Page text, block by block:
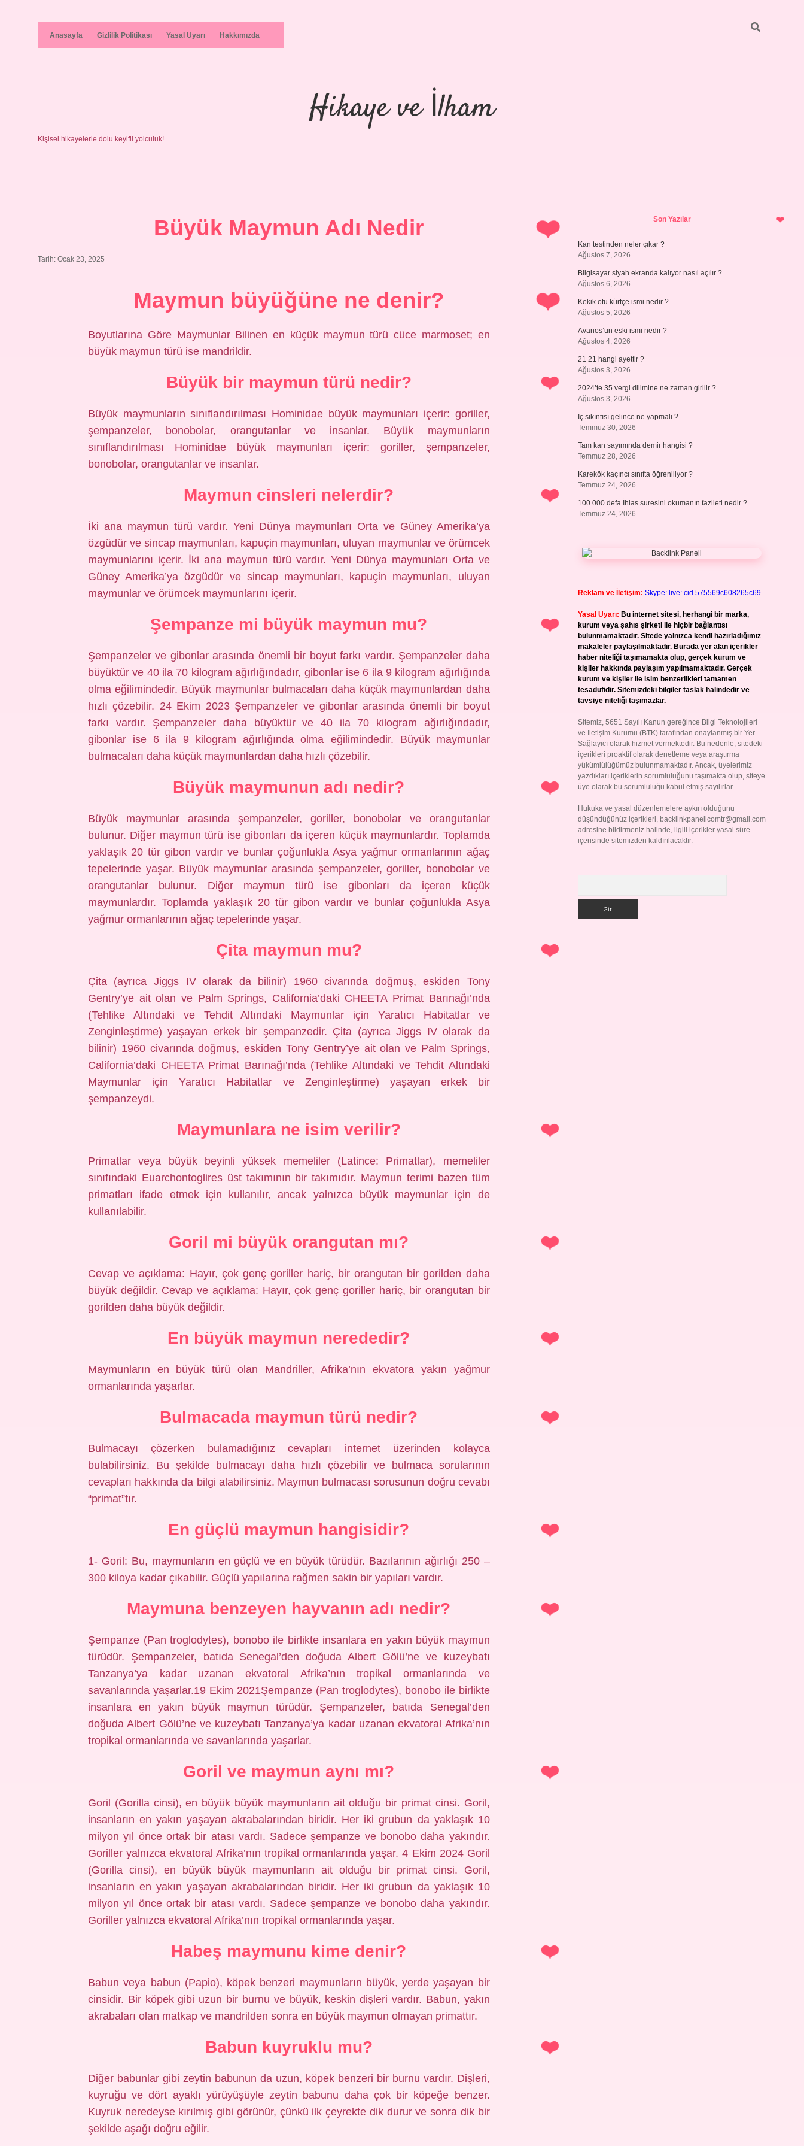
Anasayfa Gizlilik Politikası Yasal Uyarı Hakkımızda
Hikaye ve İlham
Kişisel hikayelerle dolu keyifli yolculuk!
Büyük Maymun Adı Nedir
Tarih: Ocak 23, 2025
Maymun büyüğüne ne denir?
Boyutlarına Göre Maymunlar Bilinen en küçük maymun türü cüce marmoset; en
büyük maymun türü ise mandrildir.
Büyük bir maymun türü nedir?
Büyük maymunların sınıflandırılması Hominidae büyük maymunları içerir: goriller,
şempanzeler, bonobolar, orangutanlar ve insanlar. Büyük maymunların
sınıflandırılması Hominidae büyük maymunları içerir: goriller, şempanzeler,
bonobolar, orangutanlar ve insanlar.
Maymun cinsleri nelerdir?
İki ana maymun türü vardır. Yeni Dünya maymunları Orta ve Güney Amerika’ya
özgüdür ve sincap maymunları, kapuçin maymunları, uluyan maymunlar ve örümcek
maymunlarını içerir. İki ana maymun türü vardır. Yeni Dünya maymunları Orta ve
Güney Amerika’ya özgüdür ve sincap maymunları, kapuçin maymunları, uluyan
maymunlar ve örümcek maymunlarını içerir.
Şempanze mi büyük maymun mu?
Şempanzeler ve gibonlar arasında önemli bir boyut farkı vardır. Şempanzeler daha
büyüktür ve 40 ila 70 kilogram ağırlığındadır, gibonlar ise 6 ila 9 kilogram ağırlığında
olma eğilimindedir. Büyük maymunlar bulmacaları daha küçük maymunlardan daha
hızlı çözebilir. 24 Ekim 2023 Şempanzeler ve gibonlar arasında önemli bir boyut
farkı vardır. Şempanzeler daha büyüktür ve 40 ila 70 kilogram ağırlığındadır,
gibonlar ise 6 ila 9 kilogram ağırlığında olma eğilimindedir. Büyük maymunlar
bulmacaları daha küçük maymunlardan daha hızlı çözebilir.
Büyük maymunun adı nedir?
Büyük maymunlar arasında şempanzeler, goriller, bonobolar ve orangutanlar
bulunur. Diğer maymun türü ise gibonları da içeren küçük maymunlardır. Toplamda
yaklaşık 20 tür gibon vardır ve bunlar çoğunlukla Asya yağmur ormanlarının ağaç
tepelerinde yaşar. Büyük maymunlar arasında şempanzeler, goriller, bonobolar ve
orangutanlar bulunur. Diğer maymun türü ise gibonları da içeren küçük
maymunlardır. Toplamda yaklaşık 20 tür gibon vardır ve bunlar çoğunlukla Asya
yağmur ormanlarının ağaç tepelerinde yaşar.
Çita maymun mu?
Çita (ayrıca Jiggs IV olarak da bilinir) 1960 civarında doğmuş, eskiden Tony
Gentry’ye ait olan ve Palm Springs, California’daki CHEETA Primat Barınağı’nda
(Tehlike Altındaki ve Tehdit Altındaki Maymunlar için Yaratıcı Habitatlar ve
Zenginleştirme) yaşayan erkek bir şempanzedir. Çita (ayrıca Jiggs IV olarak da
bilinir) 1960 civarında doğmuş, eskiden Tony Gentry’ye ait olan ve Palm Springs,
California’daki CHEETA Primat Barınağı’nda (Tehlike Altındaki ve Tehdit Altındaki
Maymunlar için Yaratıcı Habitatlar ve Zenginleştirme) yaşayan erkek bir
şempanzeydi.
Maymunlara ne isim verilir?
Primatlar veya büyük beyinli yüksek memeliler (Latince: Primatlar), memeliler
sınıfındaki Euarchontoglires üst takımının bir takımıdır. Maymun terimi bazen tüm
primatları ifade etmek için kullanılır, ancak yalnızca büyük maymunlar için de
kullanılabilir.
Goril mi büyük orangutan mı?
Cevap ve açıklama: Hayır, çok genç goriller hariç, bir orangutan bir gorilden daha
büyük değildir. Cevap ve açıklama: Hayır, çok genç goriller hariç, bir orangutan bir
gorilden daha büyük değildir.
En büyük maymun nerededir?
Maymunların en büyük türü olan Mandriller, Afrika’nın ekvatora yakın yağmur
ormanlarında yaşarlar.
Bulmacada maymun türü nedir?
Bulmacayı çözerken bulamadığınız cevapları internet üzerinden kolayca
bulabilirsiniz. Bu şekilde bulmacayı daha hızlı çözebilir ve bulmaca sorularının
cevapları hakkında da bilgi alabilirsiniz. Maymun bulmacası sorusunun doğru cevabı
“primat”tır.
En güçlü maymun hangisidir?
1- Goril: Bu, maymunların en güçlü ve en büyük türüdür. Bazılarının ağırlığı 250 –
300 kiloya kadar çıkabilir. Güçlü yapılarına rağmen sakin bir yapıları vardır.
Maymuna benzeyen hayvanın adı nedir?
Şempanze (Pan troglodytes), bonobo ile birlikte insanlara en yakın büyük maymun
türüdür. Şempanzeler, batıda Senegal’den doğuda Albert Gölü’ne ve kuzeybatı
Tanzanya’ya kadar uzanan ekvatoral Afrika’nın tropikal ormanlarında ve
savanlarında yaşarlar.19 Ekim 2021Şempanze (Pan troglodytes), bonobo ile birlikte
insanlara en yakın büyük maymun türüdür. Şempanzeler, batıda Senegal’den
doğuda Albert Gölü’ne ve kuzeybatı Tanzanya’ya kadar uzanan ekvatoral Afrika’nın
tropikal ormanlarında ve savanlarında yaşarlar.
Goril ve maymun aynı mı?
Goril (Gorilla cinsi), en büyük büyük maymunların ait olduğu bir primat cinsi. Goril,
insanların en yakın yaşayan akrabalarından biridir. Her iki grubun da yaklaşık 10
milyon yıl önce ortak bir atası vardı. Sadece şempanze ve bonobo daha yakındır.
Goriller yalnızca ekvatoral Afrika’nın tropikal ormanlarında yaşar. 4 Ekim 2024 Goril
(Gorilla cinsi), en büyük büyük maymunların ait olduğu bir primat cinsi. Goril,
insanların en yakın yaşayan akrabalarından biridir. Her iki grubun da yaklaşık 10
milyon yıl önce ortak bir atası vardı. Sadece şempanze ve bonobo daha yakındır.
Goriller yalnızca ekvatoral Afrika’nın tropikal ormanlarında yaşar.
Habeş maymunu kime denir?
Babun veya babun (Papio), köpek benzeri maymunların büyük, yerde yaşayan bir
cinsidir. Bir köpek gibi uzun bir burnu ve büyük, keskin dişleri vardır. Babun, yakın
akrabaları olan matkap ve mandrilden sonra en büyük maymun olmayan primattır.
Babun kuyruklu mu?
Diğer babunlar gibi zeytin babunun da uzun, köpek benzeri bir burnu vardır. Dişleri,
kuyruğu ve dört ayaklı yürüyüşüyle ​​zeytin babunu daha çok bir köpeğe benzer.
Kuyruk neredeyse kırılmış gibi görünür, çünkü ilk çeyrekte dik durur ve sonra dik bir
şekilde aşağı doğru eğilir.
SidebarSon Yazılar
Kan testinden neler çıkar ?
Ağustos 7, 2026
Bilgisayar siyah ekranda kalıyor nasıl açılır ?
Ağustos 6, 2026
Kekik otu kürtçe ismi nedir ?
Ağustos 5, 2026
Avanos’un eski ismi nedir ?
Ağustos 4, 2026
21 21 hangi ayettir ?
Ağustos 3, 2026
2024’te 35 vergi dilimine ne zaman girilir ?
Ağustos 3, 2026
İç sıkıntısı gelince ne yapmalı ?
Temmuz 30, 2026
Tam kan sayımında demir hangisi ?
Temmuz 28, 2026
Karekök kaçıncı sınıfta öğreniliyor ?
Temmuz 24, 2026
100.000 defa İhlas suresini okumanın fazileti nedir ?
Temmuz 24, 2026
Reklam ve İletişim: Skype: live:.cid.575569c608265c69
Yasal Uyarı: Bu internet sitesi, herhangi bir marka,
kurum veya şahıs şirketi ile hiçbir bağlantısı
bulunmamaktadır. Sitede yalnızca kendi hazırladığımız
makaleler paylaşılmaktadır. Burada yer alan içerikler
haber niteliği taşımamakta olup, gerçek kurum ve
kişiler hakkında paylaşım yapılmamaktadır. Gerçek
kurum ve kişiler ile isim benzerlikleri tamamen
tesadüfidir. Sitemizdeki bilgiler taslak halindedir ve
tavsiye niteliği taşımazlar.
Sitemiz, 5651 Sayılı Kanun gereğince Bilgi Teknolojileri
ve İletişim Kurumu (BTK) tarafından onaylanmış bir Yer
Sağlayıcı olarak hizmet vermektedir. Bu nedenle, sitedeki
içerikleri proaktif olarak denetleme veya araştırma
yükümlülüğümüz bulunmamaktadır. Ancak, üyelerimiz
yazdıkları içeriklerin sorumluluğunu taşımakta olup, siteye
üye olarak bu sorumluluğu kabul etmiş sayılırlar.
Hukuka ve yasal düzenlemelere aykırı olduğunu
düşündüğünüz içerikleri, backlinkpanelicomtr@gmail.com
adresine bildirmeniz halinde, ilgili içerikler yasal süre
içerisinde sitemizden kaldırılacaktır.